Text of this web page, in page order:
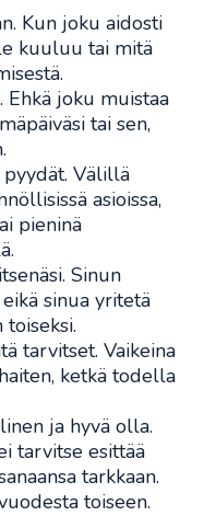
Kun joku aidosti
kuuluu tai mitä
Ehkä joku muistaa
tai sen,
pyydät. Välillä
asioissa,
pieninä
Sinun
sinua yritetä
tarvitset. Vaikeina
ketkä todella
ja hyvä olla.
tarvitse esittää
tarkkaan.
toiseen.